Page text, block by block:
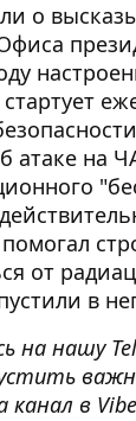
о
атаке на
от
в
на нашу
канал в